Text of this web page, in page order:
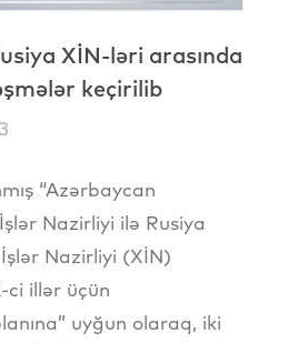
XİN-ləri arasında
keçirilib
“Azərbaycan
Nazirliyi ilə Rusiya
Nazirliyi (XİN)
ci illər üçün
uyğun olaraq, iki